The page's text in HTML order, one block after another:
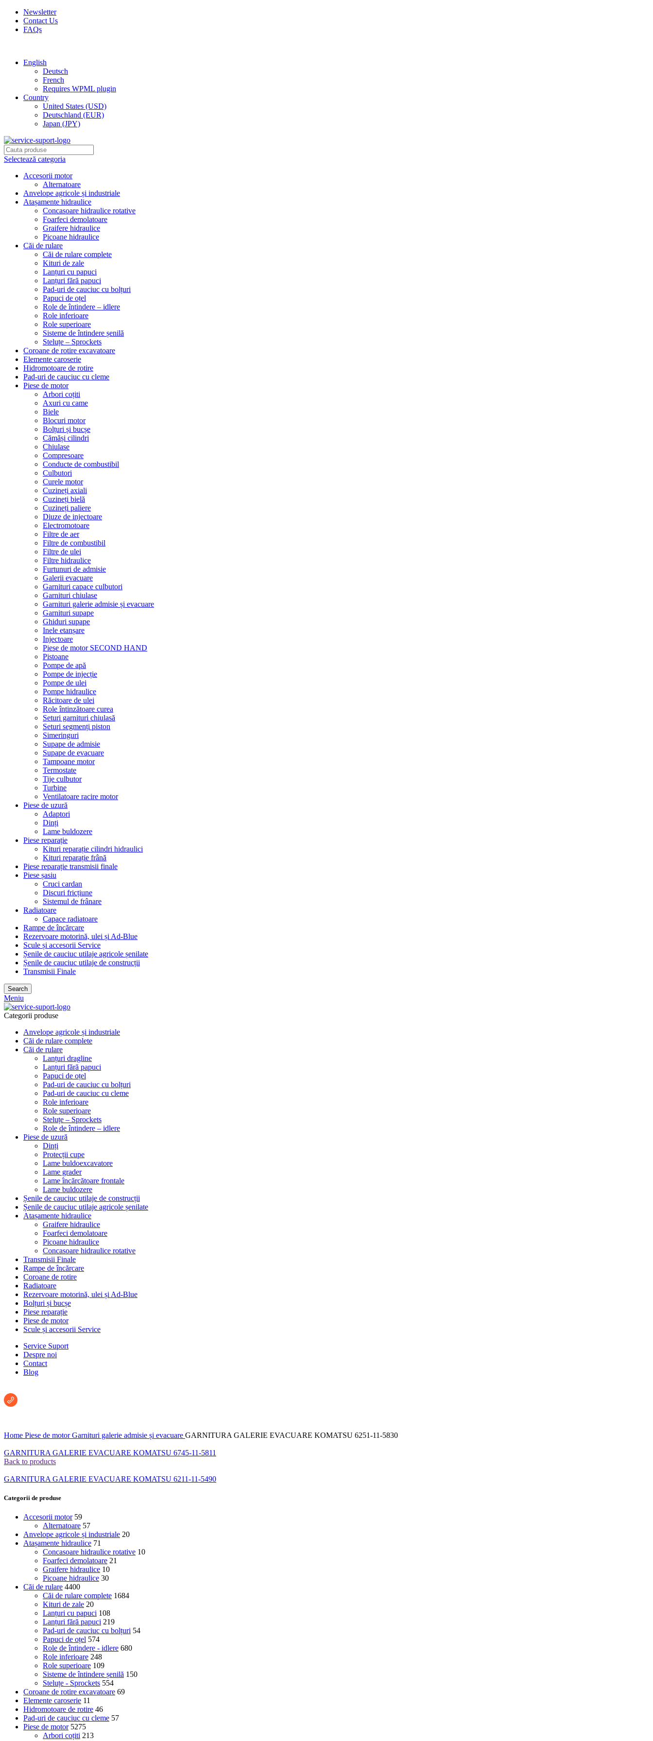
Newsletter
Contact Us
FAQs
English
Deutsch
French
Requires WPML plugin
Country
United States (USD)
Deutschland (EUR)
Japan (JPY)
Selectează categoria
Accesorii motor
Alternatoare
Anvelope agricole și industriale
Atașamente hidraulice
Concasoare hidraulice rotative
Foarfeci demolatoare
Graifere hidraulice
Picoane hidraulice
Căi de rulare
Căi de rulare complete
Kituri de zale
Lanțuri cu papuci
Lanțuri fără papuci
Pad-uri de cauciuc cu bolțuri
Papuci de oțel
Role de întindere – idlere
Role inferioare
Role superioare
Sisteme de întindere șenilă
Steluțe – Sprockets
Coroane de rotire excavatoare
Elemente caroserie
Hidromotoare de rotire
Pad-uri de cauciuc cu cleme
Piese de motor
Arbori coțiti
Axuri cu came
Biele
Blocuri motor
Bolțuri și bucșe
Cămăși cilindri
Chiulase
Compresoare
Conducte de combustibil
Culbutori
Curele motor
Cuzineți axiali
Cuzineți bielă
Cuzineți paliere
Diuze de injectoare
Electromotoare
Filtre de aer
Filtre de combustibil
Filtre de ulei
Filtre hidraulice
Furtunuri de admisie
Galerii evacuare
Garnituri capace culbutori
Garnituri chiulase
Garnituri galerie admisie și evacuare
Garnituri supape
Ghiduri supape
Inele etanșare
Injectoare
Piese de motor SECOND HAND
Pistoane
Pompe de apă
Pompe de injecție
Pompe de ulei
Pompe hidraulice
Răcitoare de ulei
Role întinzătoare curea
Seturi garnituri chiulasă
Seturi segmenți piston
Simeringuri
Supape de admisie
Supape de evacuare
Tampoane motor
Termostate
Tije culbutor
Turbine
Ventilatoare racire motor
Piese de uzură
Adaptori
Dinți
Lame buldozere
Piese reparație
Kituri reparație cilindri hidraulici
Kituri reparație frână
Piese reparație transmisii finale
Piese șasiu
Cruci cardan
Discuri fricțiune
Sistemul de frânare
Radiatoare
Capace radiatoare
Rampe de încărcare
Rezervoare motorină, ulei și Ad-Blue
Scule și accesorii Service
Șenile de cauciuc utilaje agricole șenilate
Șenile de cauciuc utilaje de construcții
Transmisii Finale
Search
Meniu
Categorii produse
Anvelope agricole și industriale
Căi de rulare complete
Căi de rulare
Lanțuri dragline
Lanțuri fără papuci
Papuci de oțel
Pad-uri de cauciuc cu bolțuri
Pad-uri de cauciuc cu cleme
Role inferioare
Role superioare
Steluțe – Sprockets
Role de întindere – idlere
Piese de uzură
Dinți
Protecții cupe
Lame buldoexcavatore
Lame grader
Lame încărcătoare frontale
Lame buldozere
Șenile de cauciuc utilaje de construcții
Șenile de cauciuc utilaje agricole șenilate
Atașamente hidraulice
Graifere hidraulice
Foarfeci demolatoare
Picoane hidraulice
Concasoare hidraulice rotative
Transmisii Finale
Rampe de încărcare
Coroane de rotire
Radiatoare
Rezervoare motorină, ulei și Ad-Blue
Bolțuri și bucșe
Piese reparație
Piese de motor
Scule și accesorii Service
Service Suport
Despre noi
Contact
Blog
Home Piese de motorGarnituri galerie admisie și evacuare GARNITURA GALERIE EVACUARE KOMATSU 6251-11-5830
GARNITURA GALERIE EVACUARE KOMATSU 6745-11-5811
Back to products
GARNITURA GALERIE EVACUARE KOMATSU 6211-11-5490
Categorii de produse
Accesorii motor 59
Alternatoare 57
Anvelope agricole și industriale 20
Atașamente hidraulice 71
Concasoare hidraulice rotative 10
Foarfeci demolatoare 21
Graifere hidraulice 10
Picoane hidraulice 30
Căi de rulare 4400
Căi de rulare complete 1684
Kituri de zale 20
Lanțuri cu papuci 108
Lanțuri fără papuci 219
Pad-uri de cauciuc cu bolțuri 54
Papuci de oțel 574
Role de întindere - idlere 680
Role inferioare 248
Role superioare 109
Sisteme de întindere șenilă 150
Steluțe - Sprockets 554
Coroane de rotire excavatoare 69
Elemente caroserie 11
Hidromotoare de rotire 46
Pad-uri de cauciuc cu cleme 57
Piese de motor 5275
Arbori coțiti 213